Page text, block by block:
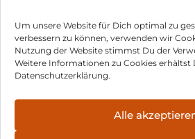
Um unsere Website für Dich optimal zu
verbessern zu können, verwenden wir
Nutzung der Website stimmst Du der
Weitere Informationen zu Cookies erhältst
Datenschutzerklärung.
Alle
1 2
Impressum